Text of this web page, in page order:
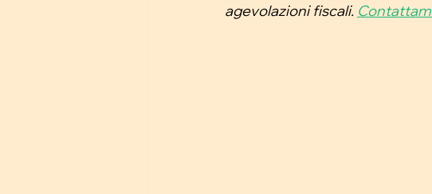
agevolazioni fiscali.